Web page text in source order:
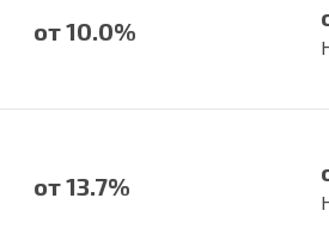
от 10.0%
от 13.7%